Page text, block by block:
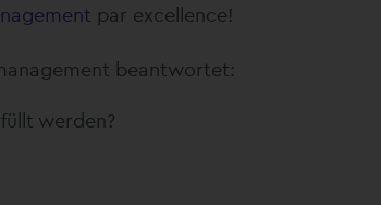
par excellence!
beantwortet:
werden?